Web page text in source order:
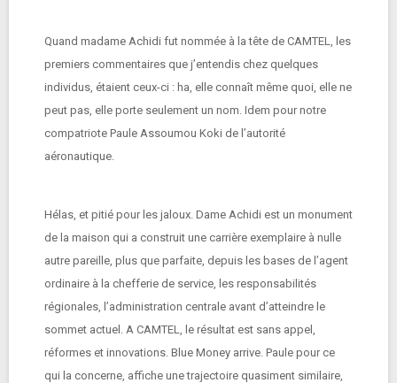
Quand madame Achidi fut nommée à la tête de CAMTEL, les
premiers commentaires que j’entendis chez quelques
individus, étaient ceux-ci : ha, elle connaît même quoi, elle ne
peut pas, elle porte seulement un nom. Idem pour notre
compatriote Paule Assoumou Koki de l’autorité
aéronautique.
Hélas, et pitié pour les jaloux. Dame Achidi est un monument
de la maison qui a construit une carrière exemplaire à nulle
autre pareille, plus que parfaite, depuis les bases de l’agent
ordinaire à la chefferie de service, les responsabilités
régionales, l’administration centrale avant d’atteindre le
sommet actuel. A CAMTEL, le résultat est sans appel,
réformes et innovations. Blue Money arrive. Paule pour ce
qui la concerne, affiche une trajectoire quasiment similaire,